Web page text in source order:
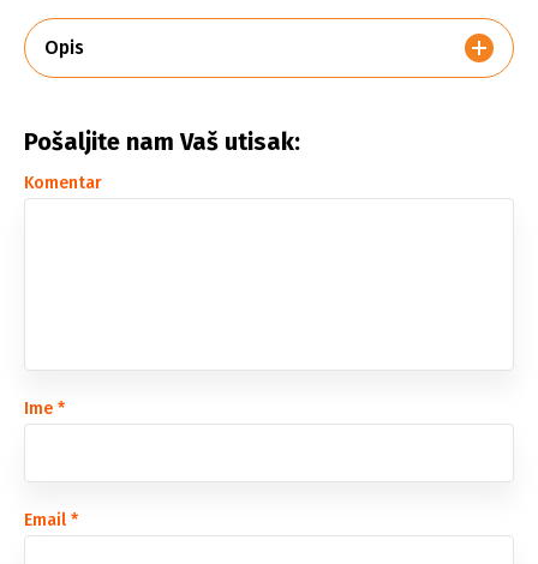
Opis
Pošaljite nam Vaš utisak:
Komentar
Ime *
Email *